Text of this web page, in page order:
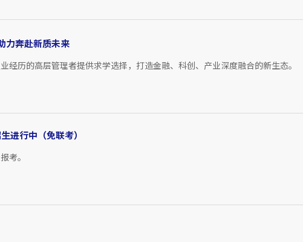
力奔赴新质未来
历的高层管理者提供求学选择，打造金融、科创、产业深度融合的新生态。
进行中（免联考）
考。